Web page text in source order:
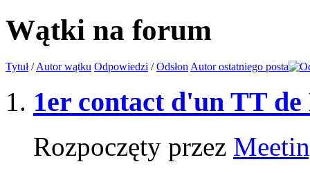
Wątki na forum
Tytuł/Autor wątku Odpowiedzi /Odsłon Autor ostatniego posta
1er contact d'un TT de
Rozpoczęty przez